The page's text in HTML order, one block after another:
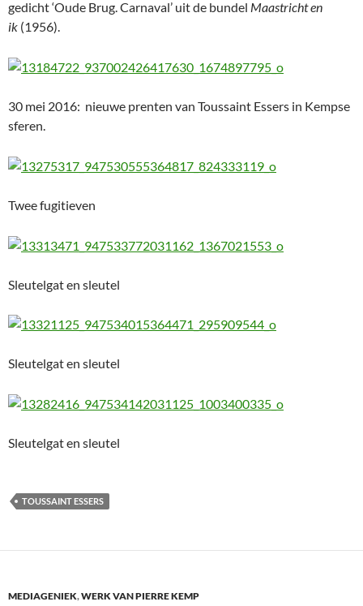
gedicht ‘Oude Brug. Carnaval’ uit de bundel Maastricht en
ik (1956).
30 mei 2016: nieuwe prenten van Toussaint Essers in Kempse
sferen.
Twee fugitieven
Sleutelgat en sleutel
Sleutelgat en sleutel
Sleutelgat en sleutel
TOUSSAINT ESSERS
MEDIAGENIEK,WERK VAN PIERRE KEMP